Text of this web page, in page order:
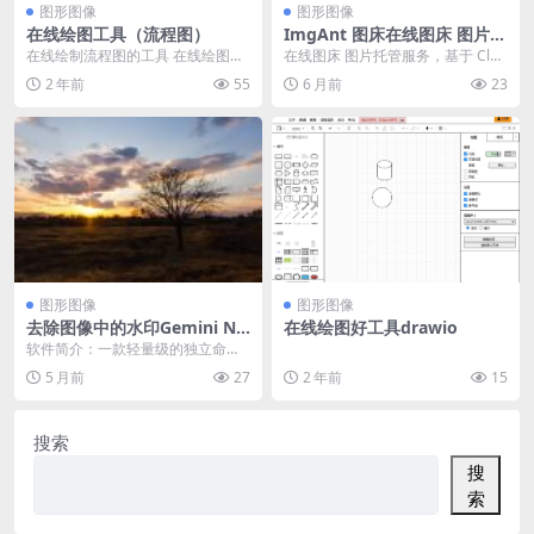
图形图像
在线绘图工具（流程图）
在线绘制流程图的工具 在线绘图工
具，很精美哦，有很多现成的模板
可用 https:...
2 年前 55
图形图像
ImgAnt 图床在线图床 图片托
管服务
在线图床 图片托管服务，基于 Clou
dflare Pages 与 Imgur ...
6 月前 23
图形图像
去除图像中的水印Gemini Na
no Banana / Pro【Gemini
软件简介：一款轻量级的独立命令
行工具，通过数学精确的反向 alph
a 混合技术去...
5 月前 27
图形图像
在线绘图好工具drawio
2 年前 15
搜索
搜
索